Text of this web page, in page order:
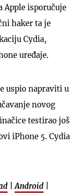
Apple isporučuje
haker ta je
Cydia,
uređaje.
uspio napraviti u
novog
testirao još
iPhone 5. Cydia
Android